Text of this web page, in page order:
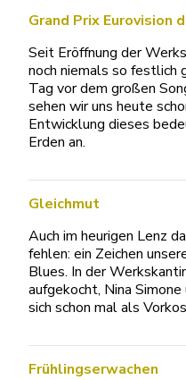
Grand Prix Eurovision
Seit Eröffnung der
noch niemals so festlich
Tag vor dem großen
sehen wir uns heute
Entwicklung dieses
Erden an.
Gleichmut
Auch im heurigen Lenz
fehlen: ein Zeichen
Blues. In der
aufgekocht, Nina
sich schon mal als
Frühlingserwachen